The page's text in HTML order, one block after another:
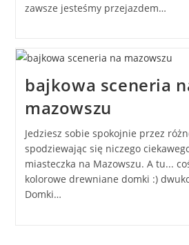
zawsze jesteśmy przejazdem…
bajkowa sceneria
mazowszu
Jedziesz sobie spokojnie przez
spodziewając się niczego
miasteczka na Mazowszu. A tu...
kolorowe drewniane domki :)
Domki…